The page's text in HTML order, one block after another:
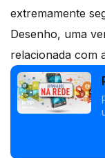
extremamente
Desenho, uma
relacionada com